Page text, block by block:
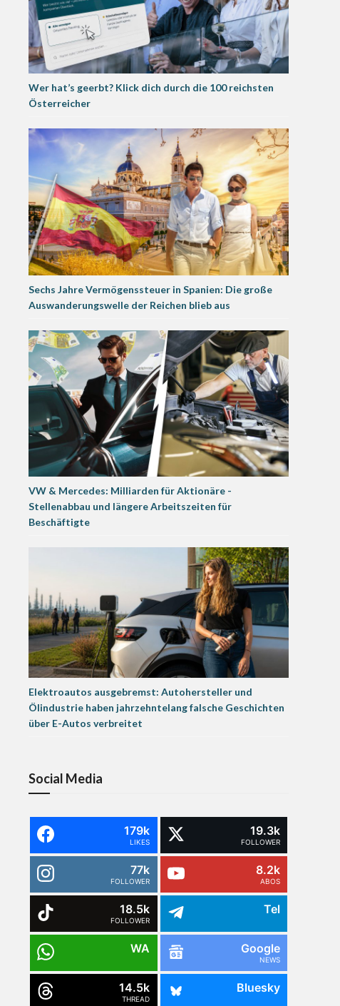
Wer hat’s geerbt? Klick dich durch die 100 reichsten
Österreicher
Sechs Jahre Vermögenssteuer in Spanien: Die große
Auswanderungswelle der Reichen blieb aus
VW & Mercedes: Milliarden für Aktionäre -
Stellenabbau und längere Arbeitszeiten für
Beschäftigte
Elektroautos ausgebremst: Autohersteller und
Ölindustrie haben jahrzehntelang falsche Geschichten
über E-Autos verbreitet
Social Media
179k
LIKES
19.3k
FOLLOWER
77k
FOLLOWER
8.2k
ABOS
18.5k
FOLLOWER
Tel
WA Google
NEWS
14.5k
THREAD
Bluesky